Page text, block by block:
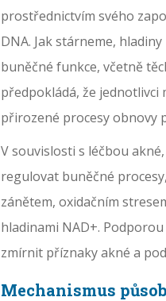
prostřednictvím svého
DNA. Jak stárneme,
buněčné funkce, včetně
předpokládá, že
přirozené procesy obnovy
V souvislosti s léčbou
regulovat buněčné
zánětem, oxidačním
hladinami NAD+.
zmírnit příznaky akné a
Mechanismus